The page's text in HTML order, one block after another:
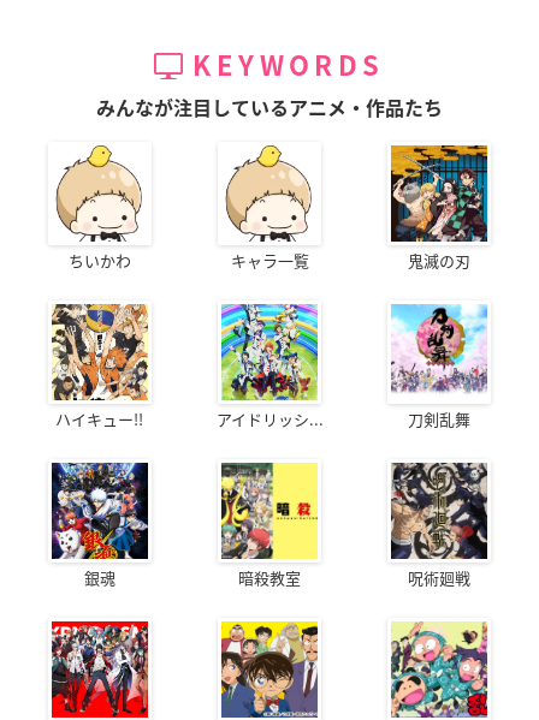
KEYWORDS
みんなが注目しているアニメ・作品たち
ちいかわ キャラ一覧 鬼滅の刃
ハイキュー!! アイドリッシ... 刀剣乱舞
銀魂 暗殺教室 呪術廻戦